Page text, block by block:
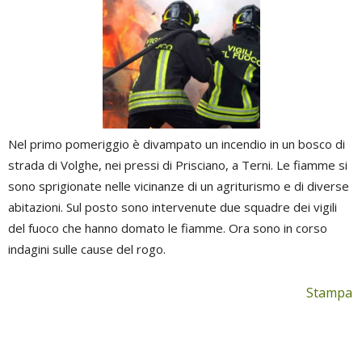
Nel primo pomeriggio è divampato un incendio in un bosco di
strada di Volghe, nei pressi di Prisciano, a Terni. Le fiamme si
sono sprigionate nelle vicinanze di un agriturismo e di diverse
abitazioni. Sul posto sono intervenute due squadre dei vigili
del fuoco che hanno domato le fiamme. Ora sono in corso
indagini sulle cause del rogo.
Stampa